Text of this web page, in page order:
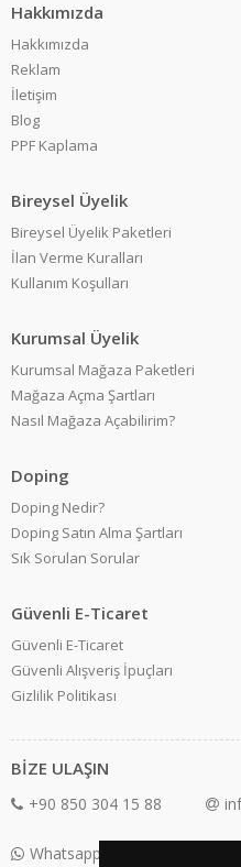
Hakkımızda
Hakkımızda
Reklam
İletişim
Blog
PPF Kaplama
Bireysel Üyelik
Bireysel Üyelik Paketleri
İlan Verme Kuralları
Kullanım Koşulları
Kurumsal Üyelik
Kurumsal Mağaza Paketleri
Mağaza Açma Şartları
Nasıl Mağaza Açabilirim?
Doping
Doping Nedir?
Doping Satın Alma Şartları
Sık Sorulan Sorular
Güvenli E-Ticaret
Güvenli E-Ticaret
Güvenli Alışveriş İpuçları
Gizlilik Politikası
BİZE ULAŞIN
+90 850 304 15 88
Whatsapp Destek: +90 850